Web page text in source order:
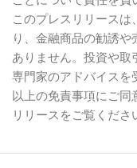
このプレスリリース
り、金融商品の勧誘
ありません。投資や取
専門家のアドバイスを
以上の免責事項にご同
リリースをご覧くださ